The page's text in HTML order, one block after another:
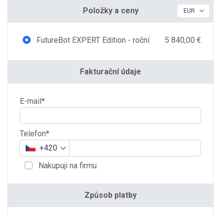
Položky a ceny
FutureBot EXPERT Edition - roční 5 840,00 €
Fakturační údaje
E-mail*
Telefon*
+420
Nakupuji na firmu
Způsob platby